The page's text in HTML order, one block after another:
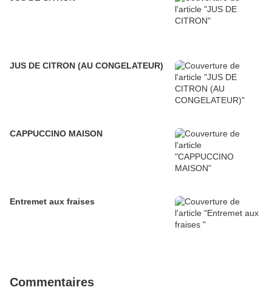
JUS DE CITRON (AU CONGELATEUR)
CAPPUCCINO MAISON
Entremet aux fraises
Commentaires